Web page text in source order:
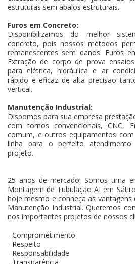
estruturas sem abalos estruturais.
Furos em Concreto:
Disponibilizamos do melhor
concreto, pois nossos métodos
remanescentes sem danos. Furos
Extração de corpo de prova
para elétrica, hidráulica e ar
rápido e eficaz de alta precisão
vertical.
Manutenção Industrial:
Dispomos para sua empresa
com tornos convencionais, CNC,
comum, e outros equipamentos
linha para o perfeito
projeto.
25 anos de mercado! Somos uma
Montagem de Tubulação AI em
hoje mesmo e conheça as
Manutenção Industrial. Queremos
nos importantes projetos de nossos
- Comprometimento
- Respeito
- Responsabilidade
- Transparência